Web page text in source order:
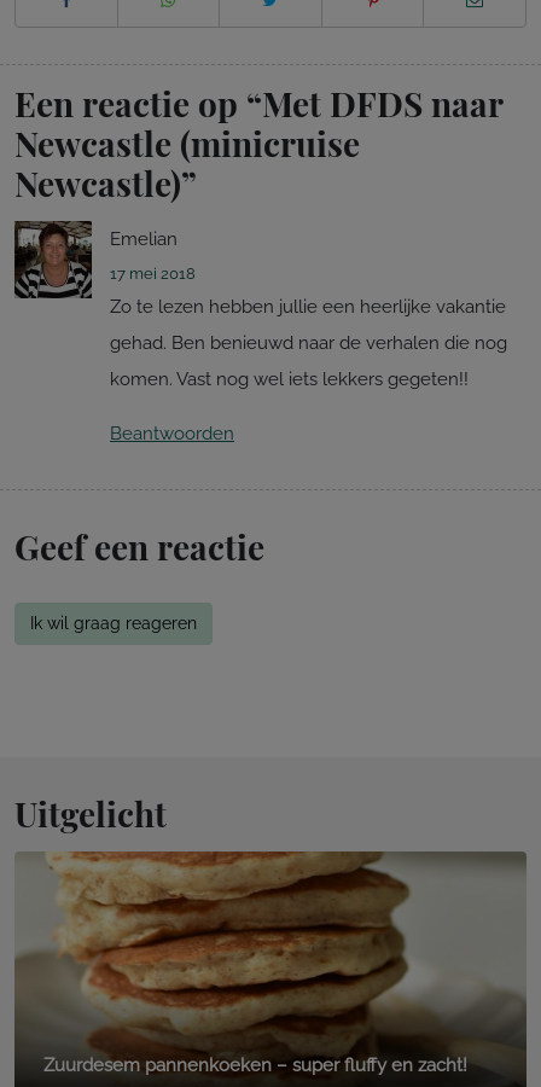
Een reactie op “Met DFDS naar
Newcastle (minicruise
Newcastle)”
Emelian
17 mei 2018
Zo te lezen hebben jullie een heerlijke vakantie
gehad. Ben benieuwd naar de verhalen die nog
komen. Vast nog wel iets lekkers gegeten!!
Beantwoorden
Geef een reactie
Ik wil graag reageren
Uitgelicht
Zuurdesem pannenkoeken – super fluffy en zacht!